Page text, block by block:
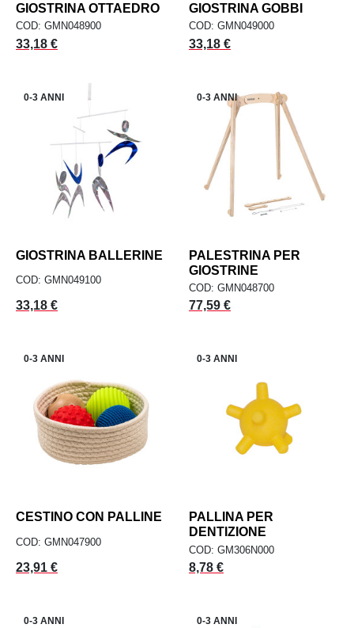
GIOSTRINA OTTAEDRO
COD: GMN048900
Prezzo
33,18 €
GIOSTRINA GOBBI
COD: GMN049000
Prezzo
33,18 €
0-3 ANNI
GIOSTRINA BALLERINE
COD: GMN049100
Prezzo
33,18 €
0-3 ANNI
PALESTRINA PER
GIOSTRINE
COD: GMN048700
Prezzo
77,59 €
0-3 ANNI
CESTINO CON PALLINE
COD: GMN047900
Prezzo
23,91 €
0-3 ANNI
PALLINA PER
DENTIZIONE
COD: GM306N000
Prezzo
8,78 €
0-3 ANNI 0-3 ANNI